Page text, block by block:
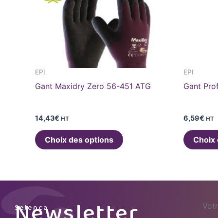
EPI
Gant Maxidry Zero 56-451 ATG
14,43€ HT
Choix des options
plusieurs
variations.
Les
options
peuvent
choisies
du
EPI
Gant
6,59€ HT
Choix
Selenca